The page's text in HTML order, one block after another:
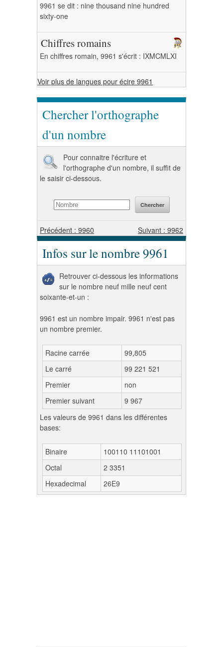
9961 se dit : nine thousand nine hundred
sixty-one
Chiffres romains
En chiffres romain, 9961 s'écrit : IXMCMLXI
Voir plus de langues pour écire 9961
Chercher l'orthographe
d'un nombre
Pour connaitre l'écriture et
l'orthographe d'un nombre, il suffit de
le saisir ci-dessous.
Précédent : 9960 Suivant : 9962
Infos sur le nombre 9961
Retrouver ci-dessous les informations
sur le nombre neuf mille neuf cent
soixante-et-un :
9961 est un nombre impair. 9961 n'est pas
un nombre premier.
Racine carrée
99,805
Le carré
99 221 521
Premier
non
Premier suivant
9 967
Les valeurs de 9961 dans les différentes
bases:
Binaire
100110 11101001
Octal
2 3351
Hexadecimal
26E9